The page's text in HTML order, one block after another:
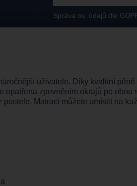
Správa os. údajů dle
uživatele. Díky kvalitní
opatřena zpevněním okrajů po
Matraci můžete umístit na